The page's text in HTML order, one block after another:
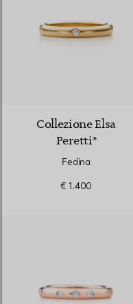
Collezione Elsa
Peretti®
Fedina
€ 1.400